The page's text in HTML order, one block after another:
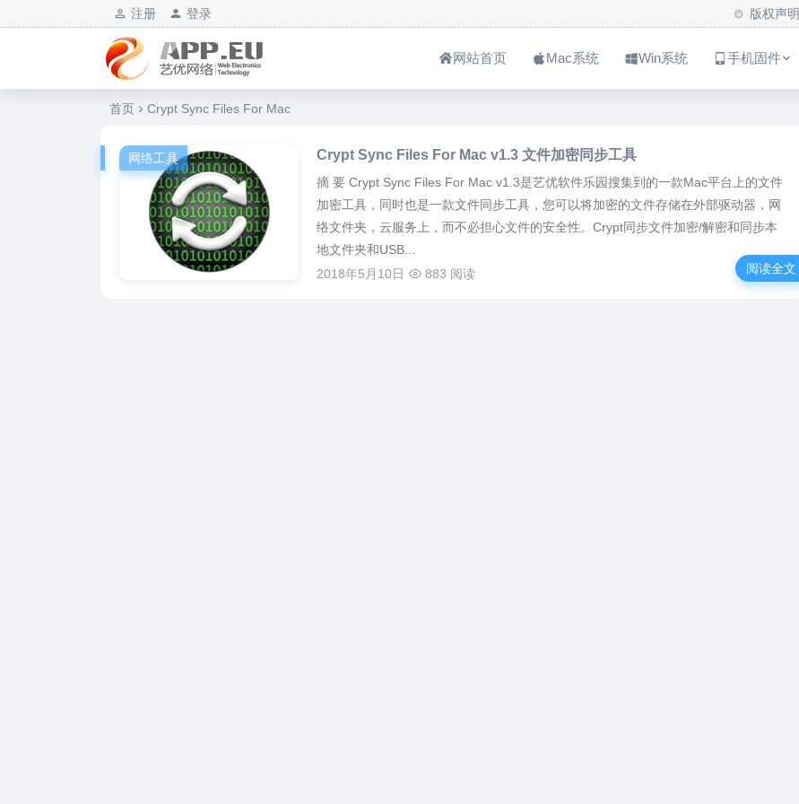
注册 登录 版权声明
艺优软件乐园
网站首页 Mac系统 Win系统 手机固件
首页 Crypt Sync Files For Mac
网络工具 Crypt Sync Files For Mac v1.3 文件加密同步工具
摘 要 Crypt Sync Files For Mac v1.3是艺优软件乐园搜集到的一款Mac平台上的文件
加密工具，同时也是一款文件同步工具，您可以将加密的文件存储在外部驱动器，网
络文件夹，云服务上，而不必担心文件的安全性。Crypt同步文件加密/解密和同步本
地文件夹和USB...
2018年5月10日
883 阅读 阅读全文